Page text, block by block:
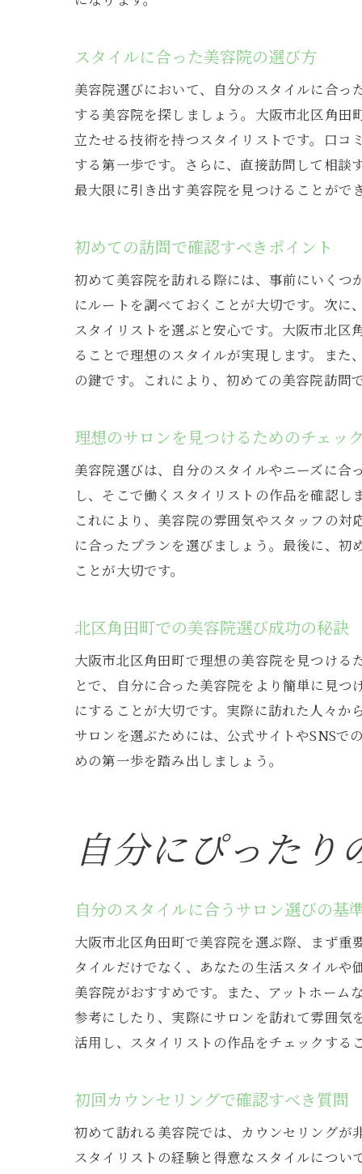
美
大
スタイルに合った美容院の選び方
美容院選びにおいて、自分のスタイルに合っ
する美容院を探しましょう。大阪市北区角
立たせる技術を持つスタイリストです。口コ
する第一歩です。さらに、直接訪問して相
最大限に引き出す美容院を見つけることがで
初めての訪問で確認すべきポイント
初めて美容院を訪れる際には、事前にいくつ
にルートを調べておくことが大切です。次
スタイリストを選ぶと安心です。大阪市北
ることで理想のスタイルが実現します。ま
の鍵です。これにより、初めての美容院訪
理想のサロンを見つけるためのチェッ
美容院選びは、自分のスタイルやニーズに合
し、そこで働くスタイリストの作品を確認
これにより、美容院の雰囲気やスタッフの
に合ったプランを選びましょう。最後に、
ことが大切です。
北区角田町での美容院選び成功の秘訣
大阪市北区角田町で理想の美容院を見つけ
とで、自分に合った美容院をより簡単に見
にすることが大切です。実際に訪れた人々
サロンを選ぶためには、公式サイトやSNS
めの第一歩を踏み出しましょう。
自分にぴったり
自分のスタイルに合うサロン選びの基
大阪市北区角田町で美容院を選ぶ際、まず
タイルだけでなく、あなたの生活スタイル
美容院がおすすめです。また、アットホー
参考にしたり、実際にサロンを訪れて雰囲気
活用し、スタイリストの作品をチェックす
初回カウンセリングで確認すべき質問
初めて訪れる美容院では、カウンセリング
スタイリストの経験と得意なスタイルにつ